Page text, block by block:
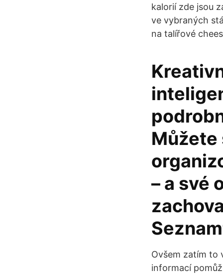
kalorií zde jsou
ve vybraných
na talířové
Můžete
– a své
Ovšem zatím to
informací